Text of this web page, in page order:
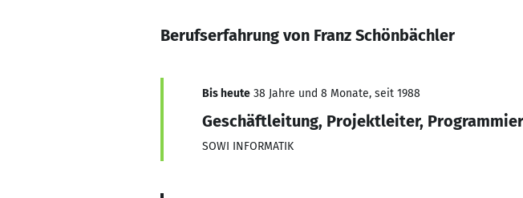
Berufserfahrung von Franz Schönbächler
Bis heute 38 Jahre und 8 Monate, seit 1988
Geschäftleitung, Projektleiter,
SOWI INFORMATIK